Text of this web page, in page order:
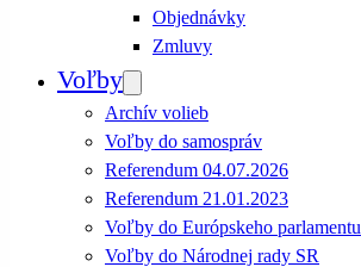
Objednávky
Zmluvy
Voľby
Archív volieb
Voľby do samospráv
Referendum 04.07.2026
Referendum 21.01.2023
Voľby do Európskeho parlamentu
Voľby do Národnej rady SR